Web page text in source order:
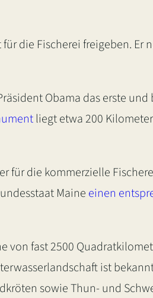
die Fischerei freigeben.
Obama das erste
liegt etwa 200
für die kommerzielle
Maine einen
fast 2500
ist
sowie Thun- und